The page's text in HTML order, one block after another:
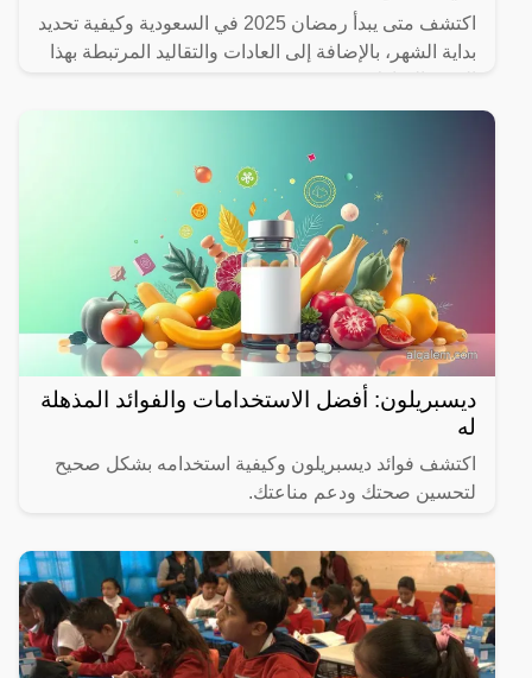
اكتشف متى يبدأ رمضان 2025 في السعودية وكيفية تحديد
بداية الشهر، بالإضافة إلى العادات والتقاليد المرتبطة بهذا
ديسبريلون: أفضل الاستخدامات والفوائد المذهلة
له
اكتشف فوائد ديسبريلون وكيفية استخدامه بشكل صحيح
لتحسين صحتك ودعم مناعتك.